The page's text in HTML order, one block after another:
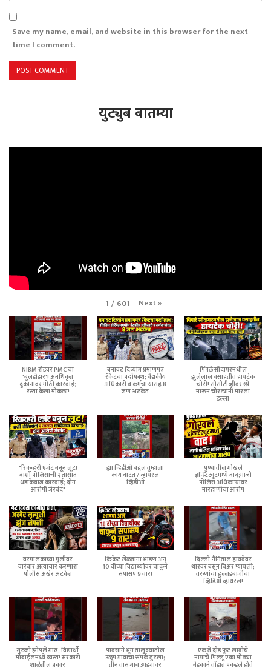
Save my name, email, and website in this browser for the next
time I comment.
युट्युब बातम्या
1 / 601 Next»
NIBM रोडवर PMC चा
'बुलडोझर'! अनधिकृत
दुकानांवर मोठी कारवाई;
रस्ता केला मोकळा!
बनावट दिव्यांग प्रमाणपत्र
रॅकेटचा पर्दाफाश; वैद्यकीय
अधिकारी व कर्मचाऱ्यांसह 8
जण अटकेत
पिंपळे सौदागरमधील
झुलेलाल वसाहतीत हायटेक
चोरी! सीसीटीव्हीवर स्प्रे
मारून चोरट्यांनी मारला
डल्ला
"रिकव्हरी एजंट बनून लूट!
बार्शी पोलिसांची २ तासांत
धडाकेबाज कारवाई; दोन
आरोपी जेरबंद"
ह्या व्हिडीओ बद्दल तुम्हाला
काय वाटत ? व्हायरल
व्हिडीओ
पुण्यातील गोखले
इन्स्टिट्यूटमध्ये वाद;माजी
पोलिस अधिकाऱ्यांवर
मारहाणीचा आरोप
घरमालकाच्या मुलीवर
वारंवार अत्याचार करणारा
पोलीस अखेर अटकेत
क्रिकेट खेळताना भांडणं अन्
10 वीच्या विद्यार्थ्यावर चाकूने
सपासप 9 वार!
दिल्ली-नैनिताल हायवेवर
थारवर बसून बिअर प्यायली;
तरुणांचा हुल्लडबाजीचा
व्हिडिओ व्हायरल!
गुरुजी झोपले गाढ, विद्यार्थी
मोबाईलमध्ये व्यस्त! सरकारी
शाळेतील प्रकार
पावसाने भूम तालुक्यातील
उळूप गावाचा संपर्क तुटला;
तीन तास गाव उघड्यावर
एक ते दीड फूट लांबीचे
नागाचे पिल्लू एका मोठ्या
बेडकाने तोंडात पकडले होते